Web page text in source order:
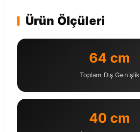
Ürün Ölçüleri
64 cm
Toplam Dış Genişlik
40 cm